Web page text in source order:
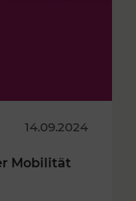
14.09.2024
Mobilität